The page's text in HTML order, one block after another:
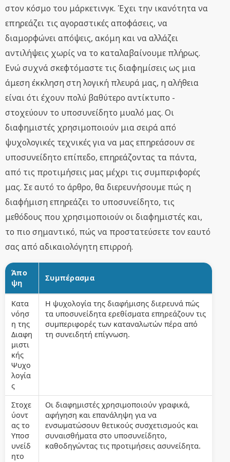
στον κόσμο του μάρκετινγκ. Έχει την ικανότητα να
επηρεάζει τις αγοραστικές αποφάσεις, να
διαμορφώνει απόψεις, ακόμη και να αλλάζει
αντιλήψεις χωρίς να το καταλαβαίνουμε πλήρως.
Ενώ συχνά σκεφτόμαστε τις διαφημίσεις ως μια
άμεση έκκληση στη λογική πλευρά μας, η αλήθεια
είναι ότι έχουν πολύ βαθύτερο αντίκτυπο -
στοχεύουν το υποσυνείδητο μυαλό μας. Οι
διαφημιστές χρησιμοποιούν μια σειρά από
ψυχολογικές τεχνικές για να μας επηρεάσουν σε
υποσυνείδητο επίπεδο, επηρεάζοντας τα πάντα,
από τις προτιμήσεις μας μέχρι τις συμπεριφορές
μας. Σε αυτό το άρθρο, θα διερευνήσουμε πώς η
διαφήμιση επηρεάζει το υποσυνείδητο, τις
μεθόδους που χρησιμοποιούν οι διαφημιστές και,
το πιο σημαντικό, πώς να προστατεύσετε τον εαυτό
σας από αδικαιολόγητη επιρροή.
Άπο
ψη
Συμπέρασμα
Κατα
νόησ
η της
Διαφη
μιστι
κής
Ψυχο
λογία
ς
Η ψυχολογία της διαφήμισης διερευνά πώς
τα υποσυνείδητα ερεθίσματα επηρεάζουν τις
συμπεριφορές των καταναλωτών πέρα από
τη συνειδητή επίγνωση.
Στοχε
ύοντ
ας το
Υποσ
υνείδ
ητο
Οι διαφημιστές χρησιμοποιούν γραφικά,
αφήγηση και επανάληψη για να
ενσωματώσουν θετικούς συσχετισμούς και
συναισθήματα στο υποσυνείδητο,
καθοδηγώντας τις προτιμήσεις ασυνείδητα.